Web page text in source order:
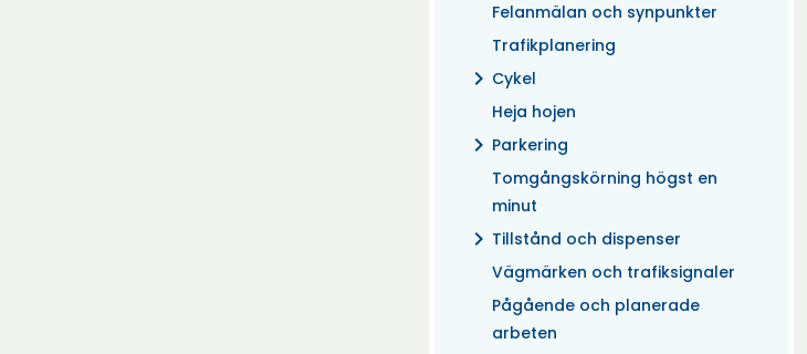
Felanmälan och synpunkter
Trafikplanering
chevron_right Cykel
Heja hojen
chevron_right Parkering
Tomgångskörning högst en
minut
chevron_right Tillstånd och dispenser
Vägmärken och trafiksignaler
Pågående och planerade
arbeten